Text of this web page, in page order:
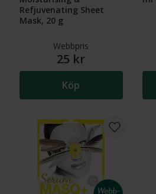
Refjuvenating Sheet
Mask, 20 g
Webbpris
25 kr
Köp